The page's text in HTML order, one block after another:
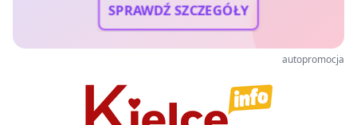
SPRAWDŹ SZCZEGÓŁY
autopromocja